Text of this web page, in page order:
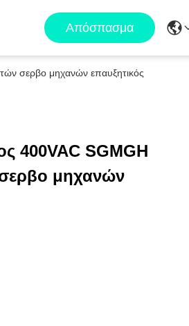
Απόσπασμα
σερβο μηχανών επαυξητικός
400VAC SGMGH
μηχανών